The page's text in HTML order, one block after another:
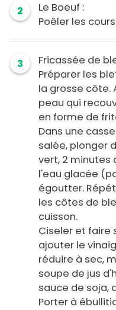
2
Le Boeuf :
Poêler les
3
Fricassée de
Préparer les
la grosse côte.
peau qui
en forme de
Dans une
salée, plonger
vert, 2 minutes
l'eau glacée
égoutter.
les côtes de
cuisson.
Ciseler et faire
ajouter le
réduire à sec,
soupe de jus
sauce de soja,
Porter à